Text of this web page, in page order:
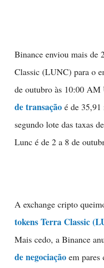
Binance enviou mais de
Classic (LUNC) para o
de outubro às 10:00
de transação é de
segundo lote das taxas
Lunc é de 2 a 8 de
A exchange cripto
tokens Terra Classic
Mais cedo, a Binance
de negociação em pares